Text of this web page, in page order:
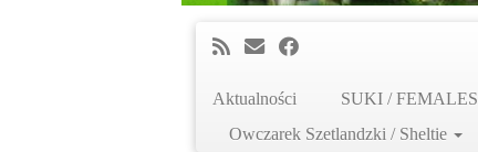
Aktualności SUKI / FEMALES
Owczarek Szetlandzki / Sheltie